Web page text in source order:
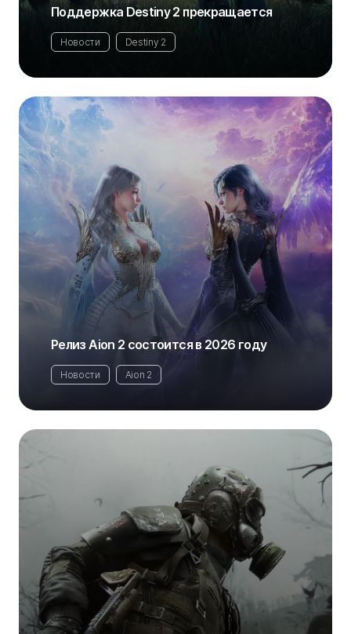
Поддержка Destiny 2 прекращается
Новости Destiny 2
Релиз Aion 2 состоится в 2026 году
Новости Aion 2